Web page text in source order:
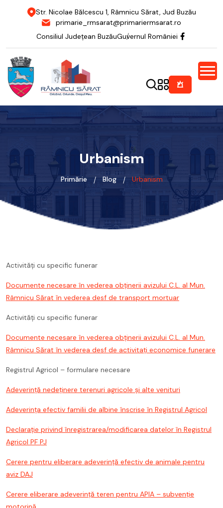
Str. Nicolae Bălcescu 1, Râmnicu Sărat, Jud Buzău
primarie_rmsarat@primariermsarat.ro
Consiliul Județean BuzăuGuvernul României
Urbanism
Primărie Blog Urbanism
Activități cu specific funerar
Documente necesare în vederea obţinerii avizului C.L. al Mun.
Râmnicu Sărat în vederea desf de transport mortuar
Activități cu specific funerar
Documente necesare în vederea obţinerii avizului C.L. al Mun.
Râmnicu Sărat în vederea desf de activitați economice funerare
Registrul Agricol – formulare necesare
Adeverință nedeținere terenuri agricole și alte venituri
Adeverința efectiv familii de albine înscrise în Registrul Agricol
Declarație privind înregistrarea/modificarea datelor în Registrul
Agricol PF PJ
Cerere pentru eliberare adeverință efectiv de animale pentru
aviz DAJ
Cerere eliberare adeverință teren pentru APIA – subvenție